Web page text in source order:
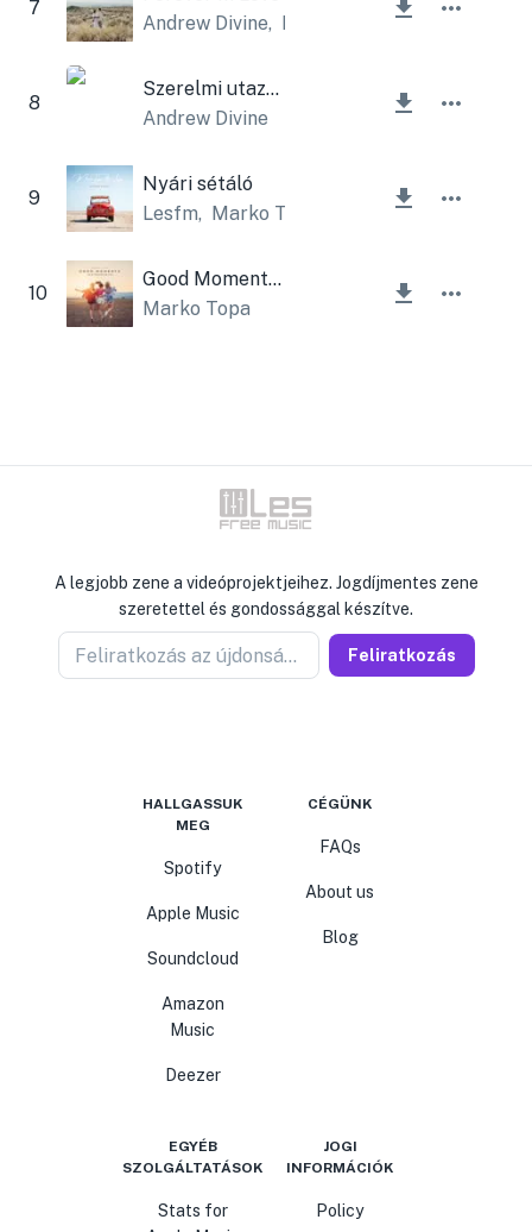
7
Andrew Divine, Lesfm
8
Szerelmi utazás
Andrew Divine
9
Nyári sétáló
Lesfm, Marko Topa
10
Good Moments Instrumental
Marko Topa
A legjobb zene a videóprojektjeihez. Jogdíjmentes zene
szeretettel és gondossággal készítve.
Feliratkozás az újdonságokért Feliratkozás
HALLGASSUK
MEG
Spotify
Apple Music
Soundcloud
Amazon
Music
Deezer
CÉGÜNK
FAQs
About us
Blog
EGYÉB
SZOLGÁLTATÁSOK
Stats for
JOGI
INFORMÁCIÓK
Policy